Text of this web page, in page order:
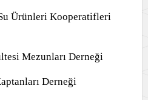
Ürünleri Kooperatifleri
Mezunları Derneği
Derneği